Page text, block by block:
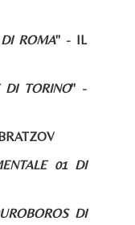
ROMA" - IL
DI TORINO" -
01 DI
DI